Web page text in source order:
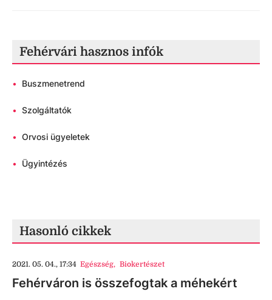
Fehérvári hasznos infók
• Buszmenetrend
• Szolgáltatók
• Orvosi ügyeletek
• Ügyintézés
Hasonló cikkek
2021. 05. 04., 17:34 Egészség, Biokertészet
Fehérváron is összefogtak a méhekért